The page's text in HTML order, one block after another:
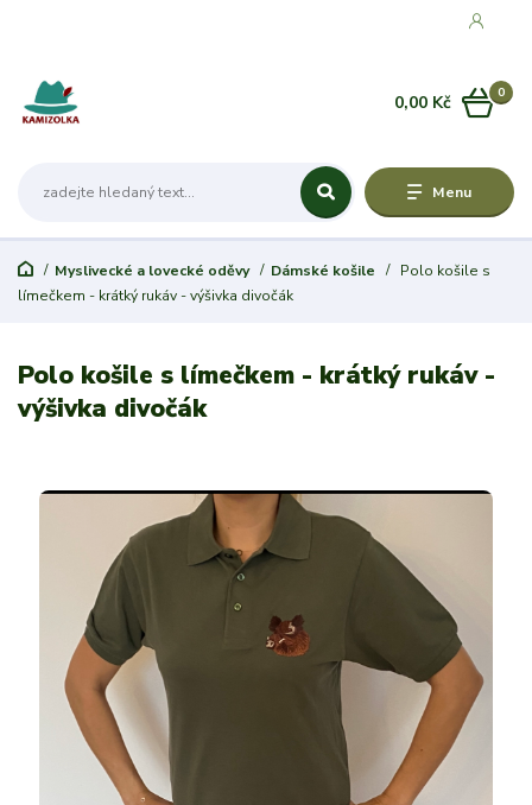
Menu
0
0,00 Kč
Myslivecké a lovecké oděvy Dámské košile
Polo košile s
límečkem - krátký rukáv - výšivka divočák
Polo košile s límečkem - krátký rukáv -
výšivka divočák